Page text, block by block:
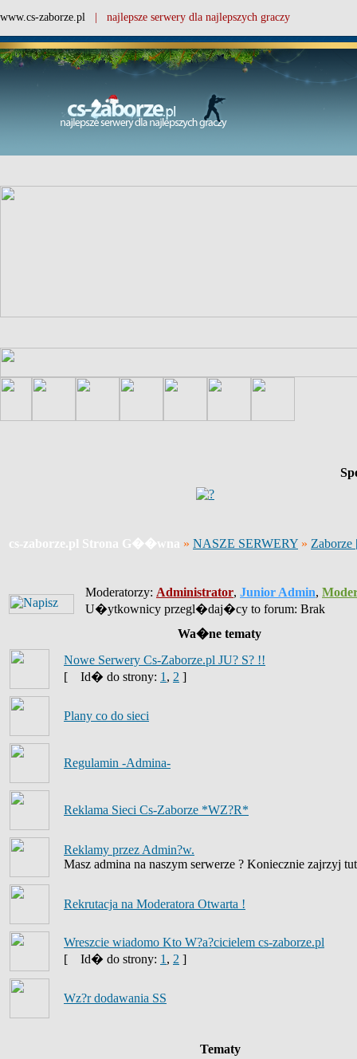
www.cs-zaborze.pl | najlepsze serwery dla najlepszych graczy
cs-zaborze.pl Strona G��wna » NASZE SERWERY »
Moderatorzy: Administrator, Junior Admin,
U�ytkownicy przegl�daj�cy to forum: Brak
Wa�ne tematy
Nowe Serwery Cs-Zaborze.pl JU? S? !!
[
Id� do strony: 1 , 2 ]
Plany co do sieci
Regulamin -Admina-
Reklama Sieci Cs-Zaborze *WZ?R*
Reklamy przez Admin?w.
Masz admina na naszym serwerze ? Koniecznie zajrzyj
Rekrutacja na Moderatora Otwarta !
Wreszcie wiadomo Kto W?a?cicielem cs-zaborze.pl
[
Id� do strony: 1 , 2 ]
Wz?r dodawania SS
Tematy